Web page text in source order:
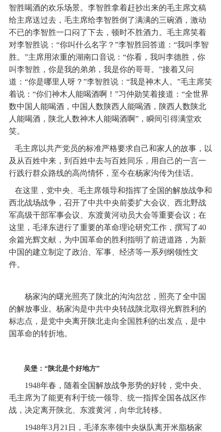
智胜喝酒的欢乐场景。李智胜拿着赶抄出来的毛主席文稿
给主席送过去，毛主席给李智胜倒了满满的三碗酒，激动
不已的李智胜一口闷了下去，顿时不胜酒力。毛主席笑着
对李智胜说：“你叫什么名字？”李智胜回答道：“我叫李智
胜。”主席用浓重的湖南口音说：“你看，我叫李德胜，你
叫李智胜，你是我的弟弟，我是你的哥哥。”接着又问
道：“你是哪里人呀？”李智胜说：“我是神木人。”毛主席笑
着说：“你们神木人能喝酒啊！”习仲勋笑着接道：“全世界
数中国人能喝酒，中国人数陕西人能喝酒，陕西人数陕北
人能喝酒，陕北人数神木人能喝酒啊”，瞬间引得满堂欢
笑。
毛主席以共产党员的标准严格要求自己和家人的故事，以
及从百姓中来，到百姓中去与百姓同乐，用自己的一言一
行践行群众路线的高尚情怀，至今在杨家沟传为佳话。
在这里，党中央、毛主席领导和指挥了全国的解放战争和
西北战场战争，召开了中共中央前委扩大会议、西北野战
军高级干部军事会议、东渡黄河动员大会等重要会议；在
这里，毛泽东进行了重要的革命理论研究工作，撰写了40
余篇光辉文献，为中国革命的胜利指明了前进道路，为新
中国的建立制定了政治、军事、经济等一系列纲领性文
件。
杨家沟的曙光照亮了陕北的沟沟岔岔，照亮了全中国
的解放事业。杨家沟是中共中央转战陕北取得光辉胜利的
标志点，是党中央离开陕北走向全国胜利的出发点，是中
国革命的转折地。
吴堡：“陕北是个好地方”
1948年春，随着全国解放战争形势的好转，党中央、
毛主席为了能更有利于统一领导、统一指挥全国各战区作
战，决定离开陕北、东渡黄河，向华北转移。
1948年3月21日，毛泽东率领中央纵队离开米脂杨家